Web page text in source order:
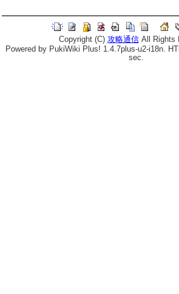
Copyright (C) 攻略通信All Rights
Powered by PukiWiki Plus! 1.4.7plus-u2-i18n.
sec.